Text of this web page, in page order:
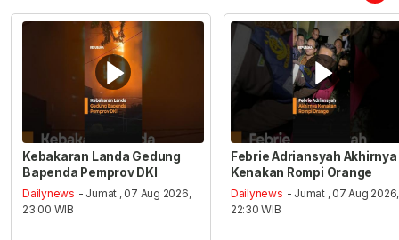
Kebakaran Landa Gedung
Bapenda Pemprov DKI
Dailynews - Jumat , 07 Aug 2026,
23:00 WIB
Febrie Adriansyah Akhirnya
Kenakan Rompi Orange
Dailynews - Jumat , 07 Aug 2026,
22:30 WIB